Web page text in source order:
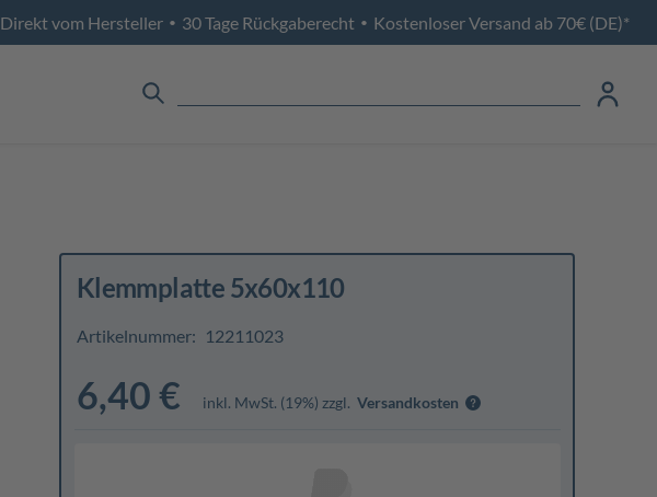
Direkt vom Hersteller • 30 Tage Rückgaberecht • Kostenloser Versand ab 70€ (DE)*
Klemmplatte 5x60x110
Artikelnummer: 12211023
6,40 € inkl. MwSt. (19%) zzgl. Versandkosten